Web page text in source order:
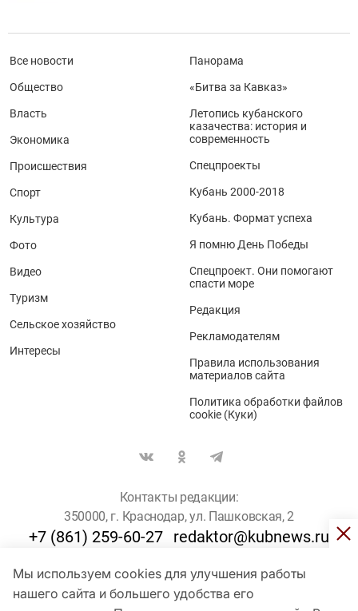
Мы используем cookies для улучшения работы
нашего сайта и большего удобства его
Все новости
Общество
Власть
Экономика
Происшествия
Спорт
Культура
Фото
Видео
Туризм
Сельское хозяйство
Интересы
Панорама
«Битва за Кавказ»
Летопись кубанского
казачества: история и
современность
Спецпроекты
Кубань 2000-2018
Кубань. Формат успеха
Я помню День Победы
Спецпроект. Они помогают
спасти море
Редакция
Рекламодателям
Правила использования
материалов сайта
Политика обработки файлов
cookie (Куки)
Контакты редакции:
350000, г. Краснодар, ул. Пашковская, 2
+7 (861) 259-60-27 redaktor@kubnews.ru
Для пользователей старше 16 лет